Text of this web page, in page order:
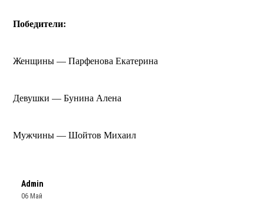
Победители:
Женщины — Парфенова Екатерина
Девушки — Бунина Алена
Мужчины — Шойтов Михаил
Admin
06 Май